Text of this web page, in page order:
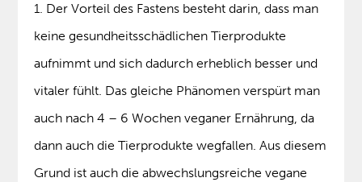
1. Der Vorteil des Fastens besteht darin, dass man
keine gesundheitsschädlichen Tierprodukte
aufnimmt und sich dadurch erheblich besser und
vitaler fühlt. Das gleiche Phänomen verspürt man
auch nach 4 – 6 Wochen veganer Ernährung, da
dann auch die Tierprodukte wegfallen. Aus diesem
Grund ist auch die abwechslungsreiche vegane